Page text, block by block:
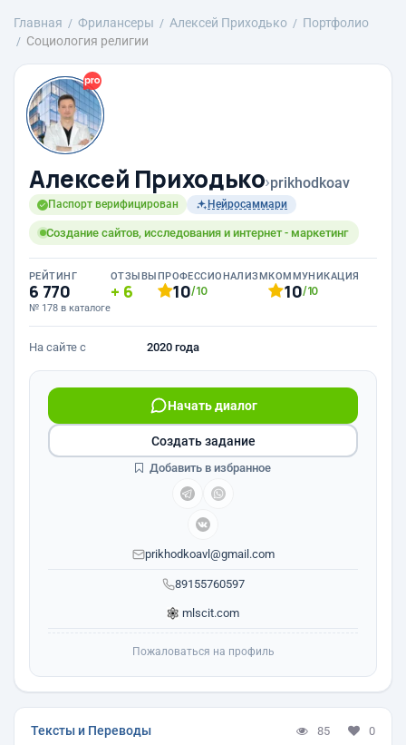
Главная Фрилансеры Алексей Приходько
Портфолио
Социология религии
Алексей Приходько›prikhodkoav
Паспорт верифицирован Нейросаммари
Создание сайтов, исследования и интернет - маркетинг
РЕЙТИНГ
6 770
№ 178 в каталоге
ОТЗЫВЫ
6
ПРОФЕССИОНАЛИЗМ
10/10
КОММУНИКАЦИЯ
10/10
На сайте с 2020 года
89155760597
Начать диалог
prikhodkoavl@gmail.com
mlscit.com
Создать задание
Добавить в избранное
Пожаловаться на профиль
Тексты и Переводы 85 0